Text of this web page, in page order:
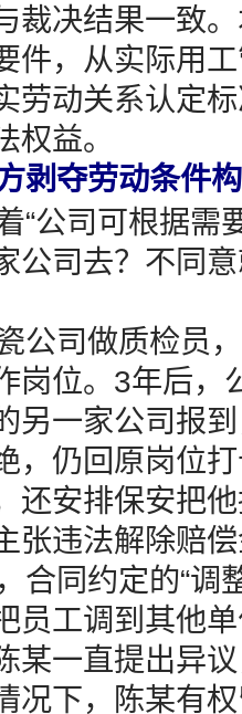
裁决结果一致
件，从实际用
劳动关系认定
权益。
剥夺劳动条件
公司可根据需
公司去？不同
公司做质检员
岗位。3年后，
另一家公司报
，仍回原岗位
还安排保安把
张违法解除赔
同约定的“调
员工调到其他
某一直提出异
况下，陈某有